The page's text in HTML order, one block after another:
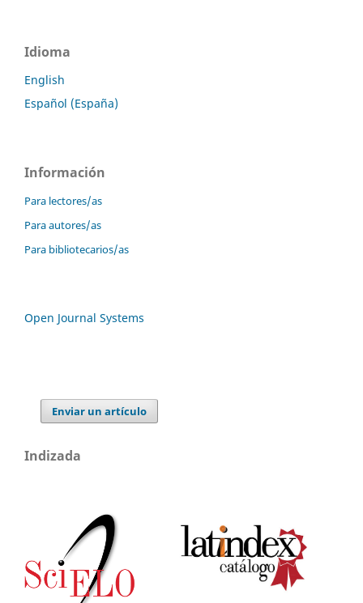
Idioma
English
Español (España)
Información
Para lectores/as
Para autores/as
Para bibliotecarios/as
Open Journal Systems
Enviar un artículo
Indizada